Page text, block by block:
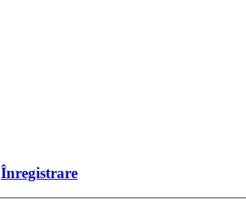
Înregistrare